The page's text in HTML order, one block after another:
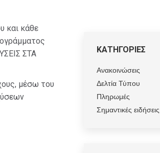
και κάθε
ΣΤΑ
μέσω του
ΚΑΤΗΓΟΡΙΕΣ
Ανακοινώσεις
Δελτία Τύπου
Πληρωμές
Σημαντικές ειδήσεις